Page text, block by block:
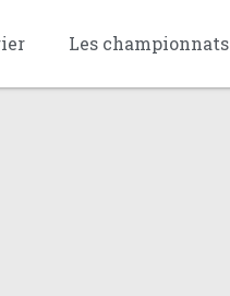
Les championnats